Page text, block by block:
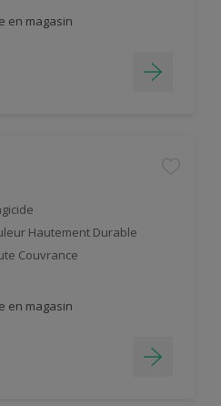
en magasin
Hautement Durable
Couvrance
en magasin